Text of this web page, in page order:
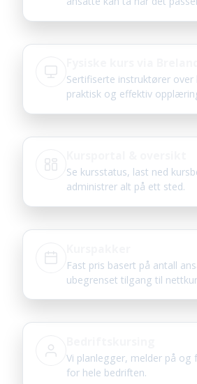
Sertifiserte instruktører over
praktisk og effektiv
Se kursstatus, last ned
administrer alt på ett sted.
Fast pris basert på antall
ubegrenset tilgang til
Vi planlegger, melder på og
for hele bedriften.